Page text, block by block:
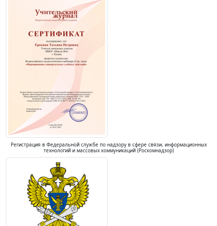
Регистрация в Федеральной службе по надзору в сфере связи, информационных
технологий и массовых коммуникаций (Роскомнадзор)